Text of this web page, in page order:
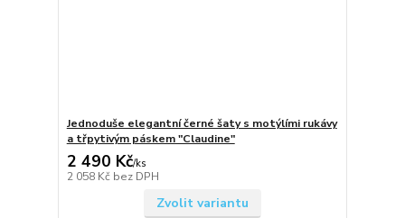
Jednoduše elegantní černé šaty s motýlími rukávy
a třpytivým páskem "Claudine"
2 490 Kč/ks
2 058 Kč bez DPH
Zvolit variantu